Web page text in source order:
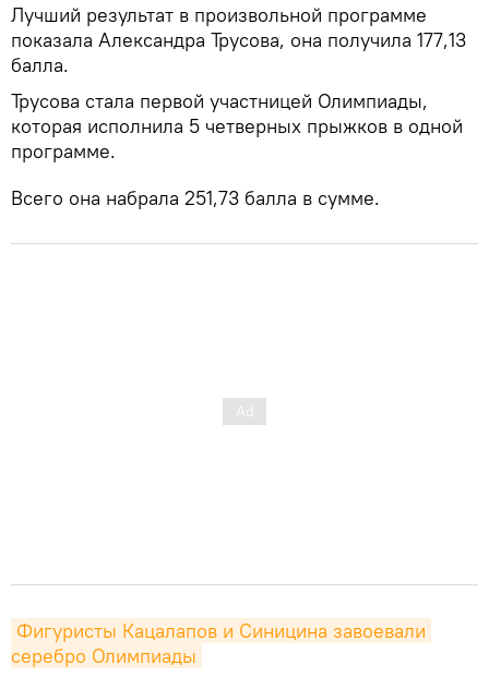
Лучший результат в произвольной программе
показала Александра Трусова, она получила 177,13
балла.
Трусова стала первой участницей Олимпиады,
которая исполнила 5 четверных прыжков в одной
программе.
Всего она набрала 251,73 балла в сумме.
Фигуристы Кацалапов и Синицина завоевали
серебро Олимпиады